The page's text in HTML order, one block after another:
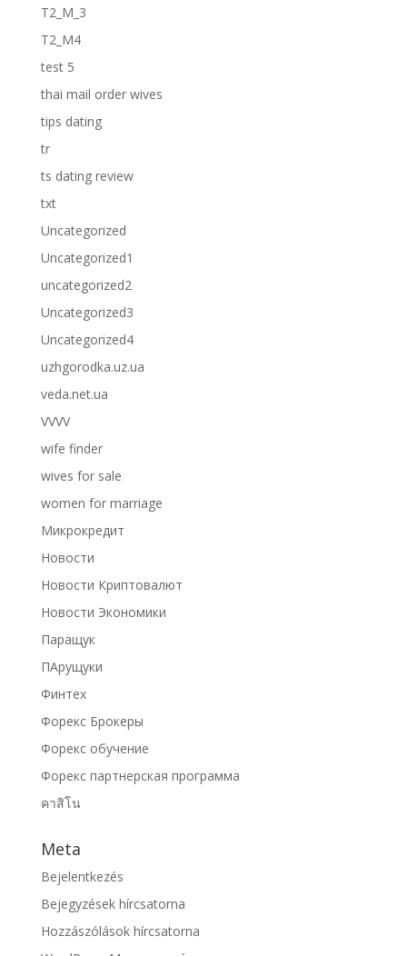
T2_M_3
T2_M4
test 5
thai mail order wives
tips dating
tr
ts dating review
txt
Uncategorized
Uncategorized1
uncategorized2
Uncategorized3
Uncategorized4
uzhgorodka.uz.ua
veda.net.ua
VVVV
wife finder
wives for sale
women for marriage
Микрокредит
Новости
Новости Криптовалют
Новости Экономики
Паращук
ПАрущуки
Финтех
Форекс Брокеры
Форекс обучение
Форекс партнерская программа
คาสิโน
Meta
Bejelentkezés
Bejegyzések hírcsatorna
Hozzászólások hírcsatorna